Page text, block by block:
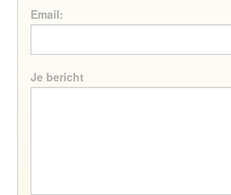
Email:
Je bericht